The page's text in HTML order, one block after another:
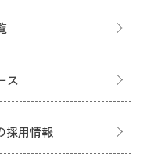
ス
採用情報